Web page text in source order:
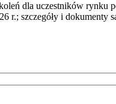
dla uczestników rynku
szczegóły i dokumenty